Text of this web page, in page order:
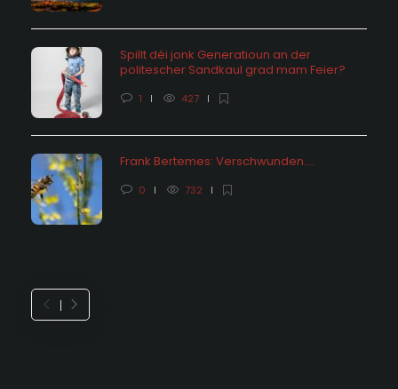
Spillt déi jonk Generatioun an der
politescher Sandkaul grad mam Feier?
1 427
Frank Bertemes: Verschwunden….
0 732